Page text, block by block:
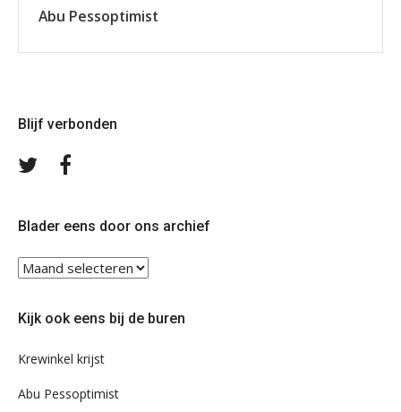
Abu Pessoptimist
Blijf verbonden
Volg
Blader eens door ons archief
Blader
eens
ons
Kijk ook eens bij de buren
Krewinkel krijst
Abu Pessoptimist